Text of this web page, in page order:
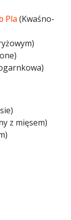
Pla (Kwaśno-
z mięsem)